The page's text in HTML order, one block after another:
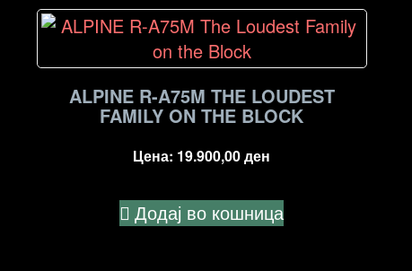
ALPINE R-A75M THE LOUDEST
FAMILY ON THE BLOCK
Цена: 19.900,00ден
Додај во кошница